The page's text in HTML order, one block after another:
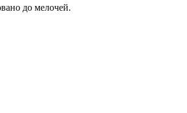
до мелочей.